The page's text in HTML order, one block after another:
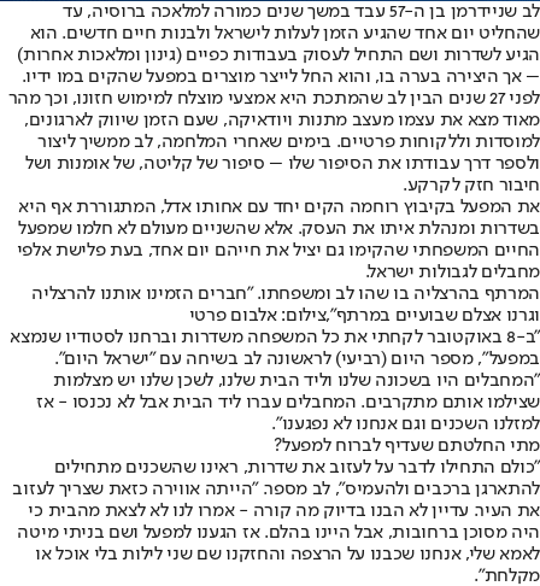
לב שניידרמן בן ה-57 עבד במשך שנים כמורה למלאכה ברוסיה, עד
שהחליט יום אחד שהגיע הזמן לעלות לישראל ולבנות חיים חדשים. הוא
הגיע לשדרות ושם התחיל לעסוק בעבודות כפיים (גינון ומלאכות אחרות)
– אך היצירה בערה בו, והוא החל לייצר מוצרים במפעל שהקים במו ידיו.
לפני 27 שנים הבין לב שהמתכת היא אמצעי מוצלח למימוש חזונו, וכך מהר
מאוד מצא את עצמו מעצב מתנות ויודאיקה, שעם הזמן שיווק לארגונים,
למוסדות וללקוחות פרטיים. בימים שאחרי המלחמה, לב ממשיך ליצור
ולספר דרך עבודתו את הסיפור שלו – סיפור של קליטה, של אומנות ושל
חיבור חזק לקרקע.
את המפעל בקיבוץ רוחמה הקים יחד עם אחותו אדל, המתגוררת אף היא
בשדרות ומנהלת איתו את העסק. אלא שהשניים מעולם לא חלמו שמפעל
החיים המשפחתי שהקימו גם יציל את חייהם יום אחד, בעת פלישת אלפי
מחבלים לגבולות ישראל.
המרתף בהרצליה בו שהו לב ומשפחתו. "חברים הזמינו אותנו להרצליה
וגרנו אצלם שבועיים במרתף",צילום: אלבום פרטי
"ב-8 באוקטובר לקחתי את כל המשפחה משדרות וברחנו לסטודיו שנמצא
במפעל", מספר היום (רביעי) לראשונה לב בשיחה עם "ישראל היום".
"המחבלים היו בשכונה שלנו וליד הבית שלנו, לשכן שלנו יש מצלמות
שצילמו אותם מתקרבים. המחבלים עברו ליד הבית אבל לא נכנסו - אז
למזלנו השכנים וגם אנחנו לא נפגענו".
מתי החלטתם שעדיף לברוח למפעל?
"כולם התחילו לדבר על לעזוב את שדרות, ראינו שהשכנים מתחילים
להתארגן ברכבים ולהעמיס", לב מספר. "הייתה אווירה כזאת שצריך לעזוב
את העיר. עדיין לא הבנו בדיוק מה קורה - אמרו לנו לא לצאת מהבית כי
היה מסוכן ברחובות, אבל היינו בהלם. אז הגענו למפעל ושם בניתי מיטה
לאמא שלי, אנחנו שכבנו על הרצפה והחזקנו שם שני לילות בלי אוכל או
מקלחת".